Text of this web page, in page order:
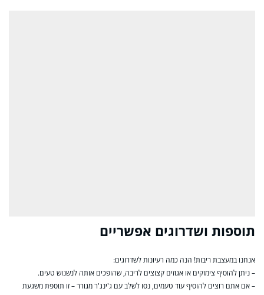
תוספות ושדרוגים אפשריים
אנחנו במעצבת ריבות! הנה כמה רעיונות לשדרוגים:
– ניתן להוסיף צימוקים או אגוזים קצוצים לריבה, שהופכים אותה לנשנוש טעים.
– אם אתם רוצים להוסיף עוד טעמים, נסו לשלב עם ג'ינג'ר מגורר – זו תוספת משגעת